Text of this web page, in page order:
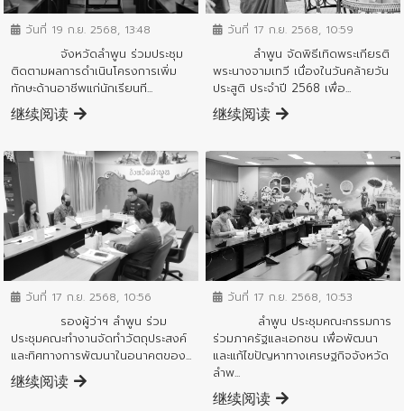
วันที่ 19 ก.ย. 2568, 13:48
จังหวัดลำพูน ร่วมประชุม
ติดตามผลการดำเนินโครงการเพิ่ม
ทักษะด้านอาชีพแก่นักเรียนที...
继续阅读
วันที่ 17 ก.ย. 2568, 10:59
ลำพูน จัดพิธีเทิดพระเกียรติ
พระนางจามเทวี เนื่องในวันคล้ายวัน
ประสูติ ประจำปี 2568 เพื่อ...
继续阅读
ข่าวสารจังหวัด
วันที่ 17 ก.ย. 2568, 10:56
รองผู้ว่าฯ ลำพูน ร่วม
ประชุมคณะทำงานจัดทำวัตถุประสงค์
และทิศทางการพัฒนาในอนาคตของ...
继续阅读
ข่าวสารจังหวัด
วันที่ 17 ก.ย. 2568, 10:53
ลำพูน ประชุมคณะกรรมการ
ร่วมภาครัฐและเอกชน เพื่อพัฒนา
และแก้ไขปัญหาทางเศรษฐกิจจังหวัด
ลำพ...
继续阅读